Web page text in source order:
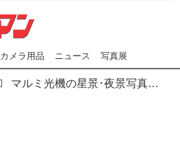
カメラ用品 ニュース 写真展
マルミ光機の星景･夜景写真撮影用フィルターに3サイズを追加